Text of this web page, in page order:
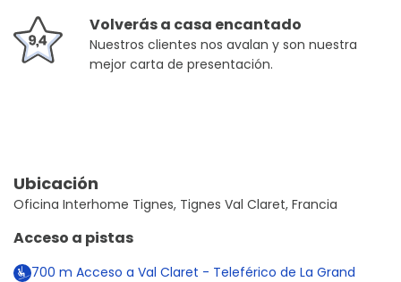
Volverás a casa encantado
Nuestros clientes nos avalan y son nuestra
mejor carta de presentación.
Ubicación
Oficina Interhome Tignes, Tignes Val Claret, Francia
Acceso a pistas
700 m Acceso a Val Claret - Teleférico de La Grand